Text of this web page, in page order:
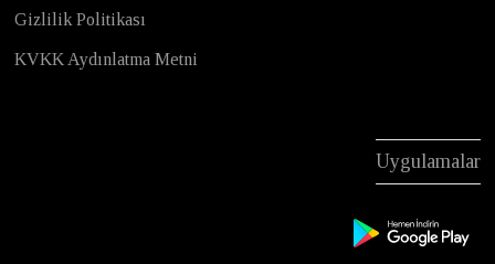
Gizlilik Politikası
KVKK Aydınlatma Metni
Uygulamalar